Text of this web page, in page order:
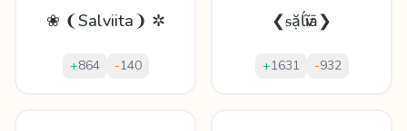
❀ ❨Salviita❩ ✲
+864 -140
❮ᵴặĺѵĩā❯
+1631 -932